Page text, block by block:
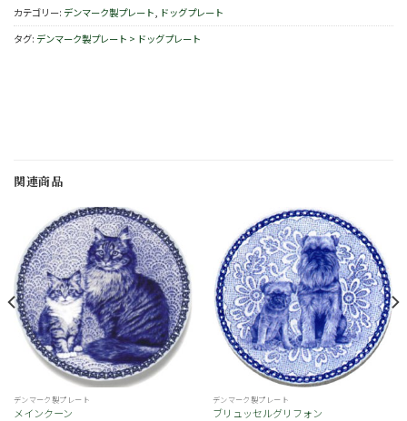
カテゴリー: デンマーク製プレート, ドッグプレート
タグ: デンマーク製プレート > ドッグプレート
関連商品
お
気
に
入
り
デンマーク製プレート
メインクーン
お
気
に
入
り
デンマーク製プレート
ブリュッセルグリフォン